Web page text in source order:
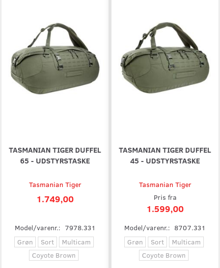
TASMANIAN TIGER DUFFEL
65 - UDSTYRSTASKE
Tasmanian Tiger
1.749,00
Model/varenr.: 7978.331
Grøn
Sort
Multicam
Coyote Brown
TASMANIAN TIGER DUFFEL
45 - UDSTYRSTASKE
Tasmanian Tiger
Pris fra
1.599,00
Model/varenr.: 8707.331
Grøn
Sort
Multicam
Coyote Brown